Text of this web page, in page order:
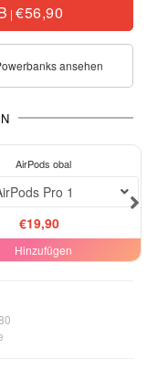
| €56,90
ansehen
AirPods obal
Pro 1
€19,90
Hinzufügen